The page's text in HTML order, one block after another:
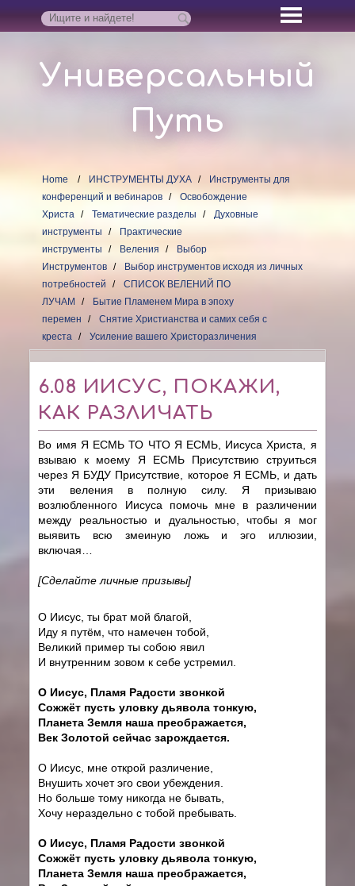
Универсальный
Путь
Home ИНСТРУМЕНТЫ ДУХА
Инструменты для
конференций и вебинаров
Освобождение
Христа
Тематические разделы
Духовные
инструменты
Практические
инструменты
Веления
Выбор
Инструментов
Выбор инструментов исходя из личных
потребностей
СПИСОК ВЕЛЕНИЙ ПО
ЛУЧАМ
Бытие Пламенем Мира в эпоху
перемен
Снятие Христианства и самих себя с
креста
Усиление вашего Христоразличения
6.08 ИИСУС, ПОКАЖИ,
КАК РАЗЛИЧАТЬ
Во имя Я ЕСМЬ ТО ЧТО Я ЕСМЬ, Иисуса Христа, я
взываю к моему Я ЕСМЬ Присутствию струиться
через Я БУДУ Присутствие, которое Я ЕСМЬ, и дать
эти веления в полную силу. Я призываю
возлюбленного Иисуса помочь мне в различении
между реальностью и дуальностью, чтобы я мог
выявить всю змеиную ложь и эго иллюзии,
включая…
[Сделайте личные призывы]
О Иисус, ты брат мой благой,
Иду я путём, что намечен тобой,
Великий пример ты собою явил
И внутренним зовом к себе устремил.
О Иисус, Пламя Радости звонкой
Сожжёт пусть уловку дьявола тонкую,
Планета Земля наша преображается,
Век Золотой сейчас зарождается.
О Иисус, мне открой различение,
Внушить хочет эго свои убеждения.
Но больше тому никогда не бывать,
Хочу нераздельно с тобой пребывать.
О Иисус, Пламя Радости звонкой
Сожжёт пусть уловку дьявола тонкую,
Планета Земля наша преображается,